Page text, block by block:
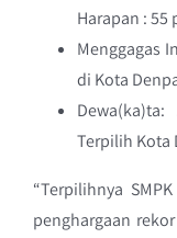
Harapan : 55
Menggagas
di Kota
Terpilih Kota
“Terpilihnya
penghargaan